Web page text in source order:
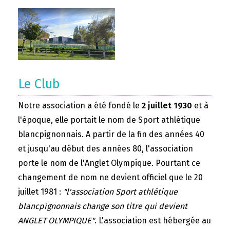
Le Club
Notre association a été fondé le 2 juillet 1930 et à
l'époque, elle portait le nom de Sport athlétique
blancpignonnais. A partir de la fin des années 40
et jusqu'au début des années 80, l'association
porte le nom de l'Anglet Olympique. Pourtant ce
changement de nom ne devient officiel que le 20
juillet 1981 : "l'association Sport athlétique
blancpignonnais change son titre qui devient
ANGLET OLYMPIQUE". L'association est hébergée au